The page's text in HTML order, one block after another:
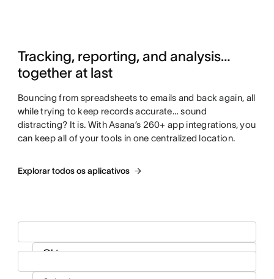
Tracking, reporting, and analysis…
together at last
Bouncing from spreadsheets to emails and back again, all
while trying to keep records accurate… sound
distracting? It is. With Asana’s 260+ app integrations, you
can keep all of your tools in one centralized location.
Explorar todos os aplicativos